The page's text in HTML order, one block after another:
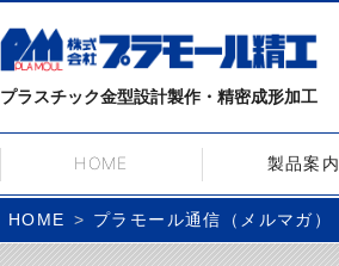
プラスチック金型設計製作・精密成形加工
HOME 製品案内
HOME プラモール通信（メルマガ）